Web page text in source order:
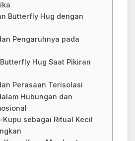
Butterfly Hug dengan
Pengaruhnya pada
Hug Saat Pikiran
Perasaan Terisolasi
Hubungan dan
Kupu sebagai Ritual Kecil